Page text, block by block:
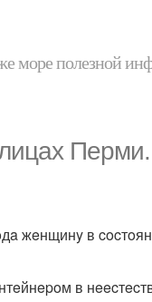
море полезной
Пepми.
жeнщинy в
в